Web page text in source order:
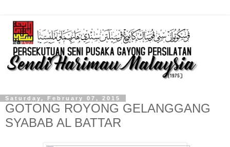
Saturday, February 07, 2015
GOTONG ROYONG GELANGGANG
SYABAB AL BATTAR